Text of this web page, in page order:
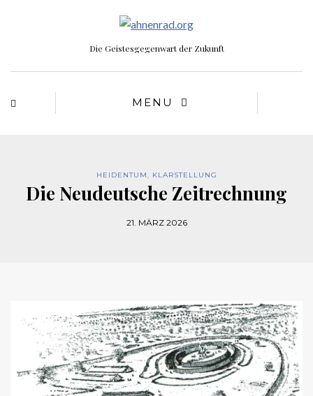
Die Geistesgegenwart der Zukunft
MENU
HEIDENTUM, KLARSTELLUNG
Die Neudeutsche Zeitrechnung
21. MÄRZ 2026